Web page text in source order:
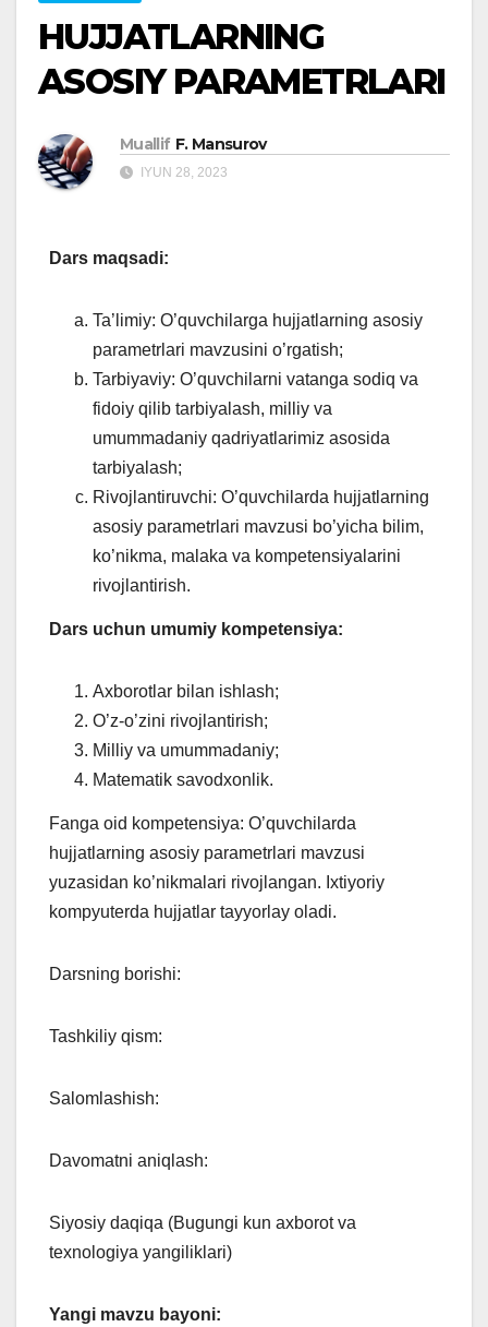
HUJJATLARNING
ASOSIY PARAMETRLARI
Muallif F. Mansurov
IYUN 28, 2023
Dars maqsadi:
Ta’limiy: O’quvchilarga hujjatlarning asosiy
parametrlari mavzusini o’rgatish;
Tarbiyaviy: O’quvchilarni vatanga sodiq va
fidoiy qilib tarbiyalash, milliy va
umummadaniy qadriyatlarimiz asosida
tarbiyalash;
Rivojlantiruvchi: O’quvchilarda hujjatlarning
asosiy parametrlari mavzusi bo’yicha bilim,
ko’nikma, malaka va kompetensiyalarini
rivojlantirish.
Dars uchun umumiy kompetensiya:
Axborotlar bilan ishlash;
O’z-o’zini rivojlantirish;
Milliy va umummadaniy;
Matematik savodxonlik.
Fanga oid kompetensiya: O’quvchilarda
hujjatlarning asosiy parametrlari mavzusi
yuzasidan ko’nikmalari rivojlangan. Ixtiyoriy
kompyuterda hujjatlar tayyorlay oladi.
Darsning borishi:
Tashkiliy qism:
Salomlashish:
Davomatni aniqlash:
Siyosiy daqiqa (Bugungi kun axborot va
texnologiya yangiliklari)
Yangi mavzu bayoni: